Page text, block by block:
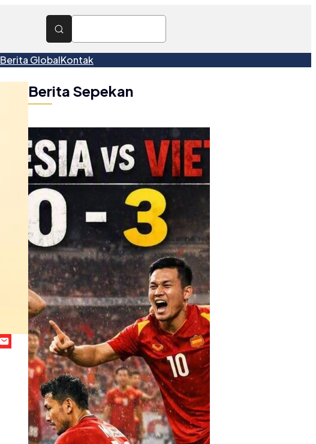
Berita GlobalKontak
Berita Sepekan